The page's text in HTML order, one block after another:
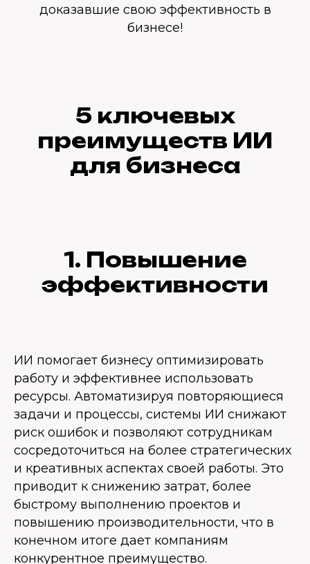
доказавшие свою эффективность в
бизнесе!
5 ключевых
преимуществ ИИ
для бизнеса
1. Повышение
эффективности
ИИ помогает бизнесу оптимизировать
работу и эффективнее использовать
ресурсы. Автоматизируя повторяющиеся
задачи и процессы, системы ИИ снижают
риск ошибок и позволяют сотрудникам
сосредоточиться на более стратегических
и креативных аспектах своей работы. Это
приводит к снижению затрат, более
быстрому выполнению проектов и
повышению производительности, что в
конечном итоге дает компаниям
конкурентное преимущество.